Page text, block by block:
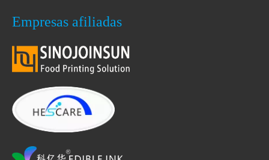
Empresas afiliadas